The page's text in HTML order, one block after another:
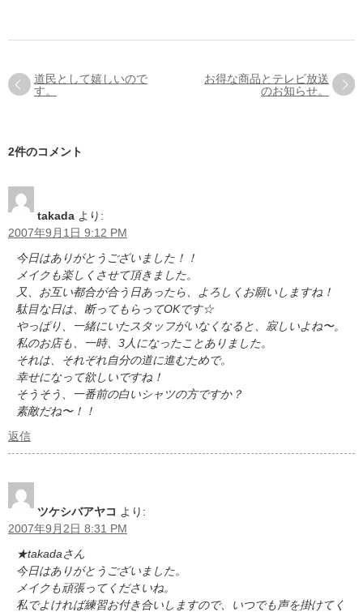
道民として嬉しいので
す。
お得な商品とテレビ放送
のお知らせ。
2件のコメント
takada より:
2007年9月1日 9:12 PM
今日はありがとうございました！！
メイクも楽しくさせて頂きました。
又、お互い都合が合う日あったら、よろしくお願いしますね！
駄目な日は、断ってもらってOKです☆
やっぱり、一緒にいたスタッフがいなくなると、寂しいよね〜。
私のお店も、一時、3人になったことありました。
それは、それぞれ自分の道に進むためで。
幸せになって欲しいですね！
そうそう、一番前の白いシャツの方ですか？
素敵だね〜！！
返信
ツケシバアヤコ より:
2007年9月2日 8:31 PM
★takadaさん
今日はありがとうございました。
メイクも頑張ってくださいね。
私でよければ練習お付き合いしますので、いつでも声を掛けてく